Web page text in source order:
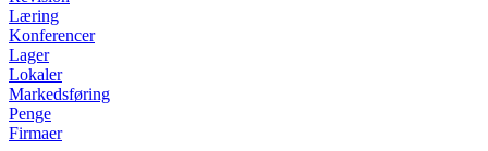
Læring
Konferencer
Lager
Lokaler
Markedsføring
Penge
Firmaer